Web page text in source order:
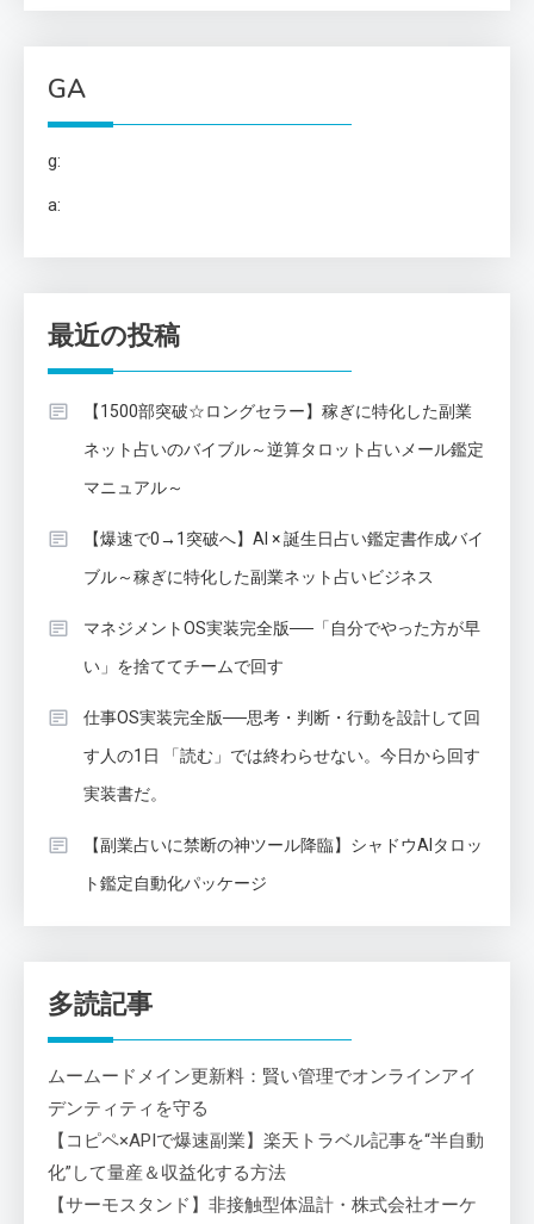
GA
g:
a:
最近の投稿
【1500部突破☆ロングセラー】稼ぎに特化した副業
ネット占いのバイブル～逆算タロット占いメール鑑定
マニュアル～
【爆速で0→1突破へ】AI × 誕生日占い鑑定書作成バイ
ブル～稼ぎに特化した副業ネット占いビジネス
マネジメントOS実装完全版──「自分でやった方が早
い」を捨ててチームで回す
仕事OS実装完全版──思考・判断・行動を設計して回
す人の1日 「読む」では終わらせない。今日から回す
実装書だ。
【副業占いに禁断の神ツール降臨】シャドウAIタロッ
ト鑑定自動化パッケージ
多読記事
ムームードメイン更新料：賢い管理でオンラインアイ
デンティティを守る
【コピペ×APIで爆速副業】楽天トラベル記事を“半自動
化”して量産＆収益化する方法
【サーモスタンド】非接触型体温計・株式会社オーケ